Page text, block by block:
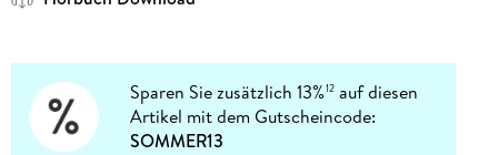
Sparen Sie zusätzlich 13%12 auf diesen
Artikel mit dem Gutscheincode:
SOMMER13